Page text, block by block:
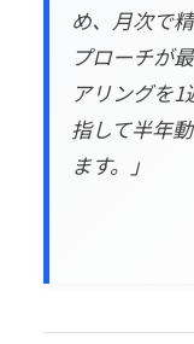
め、月次で
プローチが
アリングを
指して半年
ます。」